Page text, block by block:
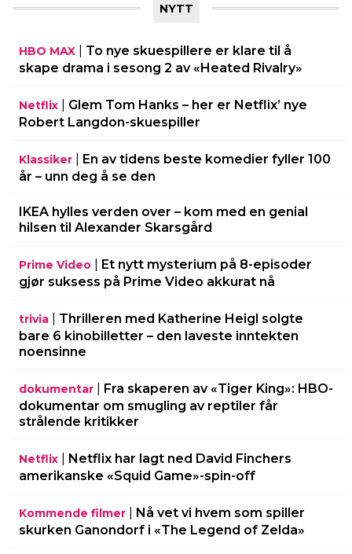
NYTT
HBO MAX
To nye skuespillere er klare til å
skape drama i sesong 2 av «Heated Rivalry»
Netflix
Glem Tom Hanks – her er Netflix’ nye
Robert Langdon-skuespiller
Klassiker
En av tidens beste komedier fyller 100
år – unn deg å se den
IKEA hylles verden over – kom med en genial
hilsen til Alexander Skarsgård
Prime Video
Et nytt mysterium på 8-episoder
gjør suksess på Prime Video akkurat nå
trivia
Thrilleren med Katherine Heigl solgte
bare 6 kinobilletter – den laveste inntekten
noensinne
dokumentar
Fra skaperen av «Tiger King»: HBO-
dokumentar om smugling av reptiler får
strålende kritikker
Netflix
Netflix har lagt ned David Finchers
amerikanske «Squid Game»-spin-off
Kommende filmer
Nå vet vi hvem som spiller
skurken Ganondorf i «The Legend of Zelda»